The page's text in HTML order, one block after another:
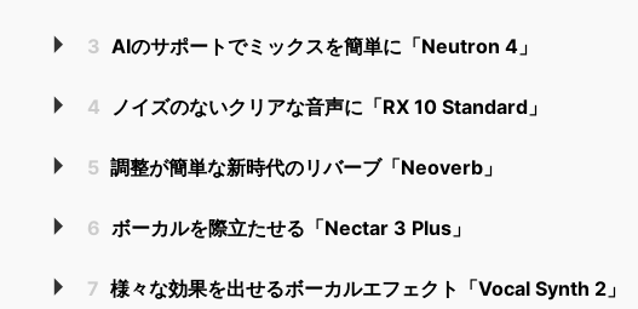
3 AIのサポートでミックスを簡単に「Neutron 4」
4 ノイズのないクリアな音声に「RX 10 Standard」
5 調整が簡単な新時代のリバーブ「Neoverb」
6 ボーカルを際立たせる「Nectar 3 Plus」
7 様々な効果を出せるボーカルエフェクト「Vocal Synth 2」